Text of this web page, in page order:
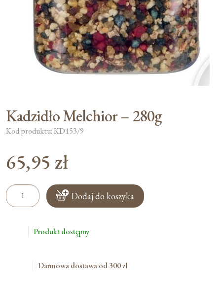
Kadzidło Melchior – 280g
Kod produktu: KD153/9
65,95 zł
ilość
Kadzidło
Dodaj do koszyka
Produkt dostępny
Darmowa dostawa od 300 zł